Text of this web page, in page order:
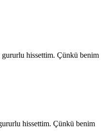
gururlu hissettim. Çünkü benim
hissettim. Çünkü benim